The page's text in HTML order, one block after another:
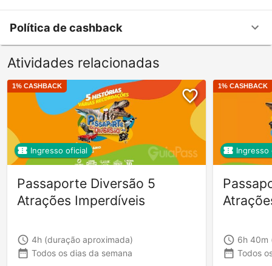
Política de cashback
Atividades relacionadas
1% CASHBACK
Ingresso oficial
Passaporte Diversão 5
Atrações Imperdíveis
4h (duração aproximada)
Todos os dias da semana
1% CASHBACK
Ingresso
6h 40m
Todos